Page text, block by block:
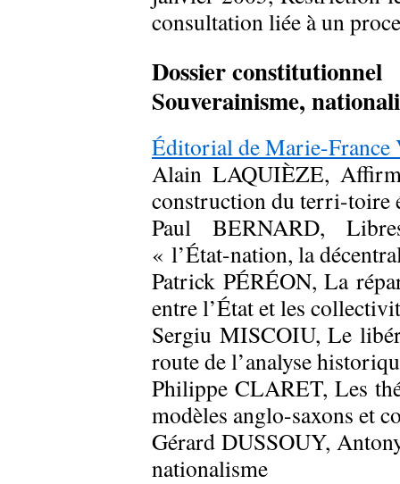
consultation liée à un
Dossier constitutionnel
Souverainisme,
Éditorial de Marie-
Alain LAQUIÈZE,
construction du terri-toire
Paul BERNARD,
« l’État-nation, la
Patrick PÉRÉON, La
entre l’État et les
Sergiu MISCOIU, Le
route de l’analyse
Philippe CLARET, Les
modèles anglo-saxons et
Gérard DUSSOUY,
nationalisme